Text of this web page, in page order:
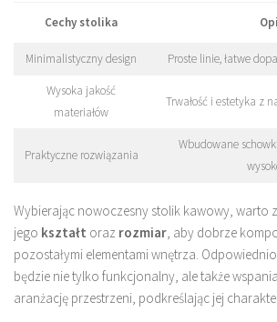
Cechy stolika
Minimalistyczny design Proste linie, łatwe
Wysoka jakość
materiałów
Trwałość i estetyka z
Praktyczne rozwiązania
Wbudowane
Wybierając nowoczesny stolik kawowy, warto
jego kształt oraz rozmiar, aby dobrze
pozostałymi elementami wnętrza.
będzie nie tylko funkcjonalny, ale także
aranżację przestrzeni, podkreślając jej